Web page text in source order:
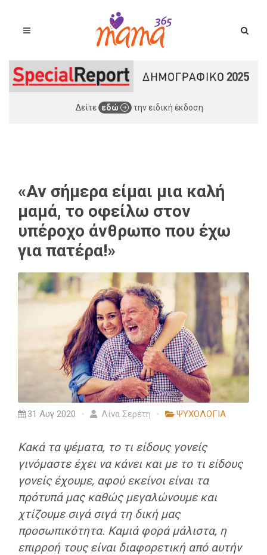
Δείτε εδώ την ειδική έκδοση
«Αν σήμερα είμαι μια καλή
μαμά, το οφείλω στον
υπέροχο άνθρωπο που έχω
για πατέρα!»
31 Αυγ 2020 Λίνα Σερέτη ΨΥΧΟΛΟΓΙΑ
Κακά τα ψέματα, το τι είδους γονείς
γινόμαστε έχει να κάνει και με το τι είδους
γονείς έχουμε, αφού εκείνοι είναι τα
πρότυπά μας καθώς μεγαλώνουμε και
χτίζουμε σιγά σιγά τη δική μας
προσωπικότητα. Καμιά φορά μάλιστα, η
επιρροή τους είναι διαφορετική από αυτήν